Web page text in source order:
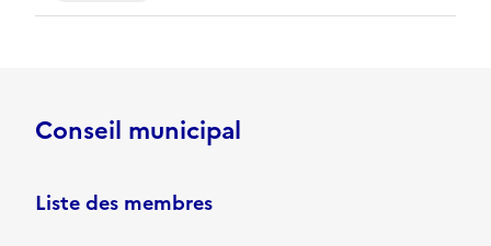
Conseil municipal
Liste des membres